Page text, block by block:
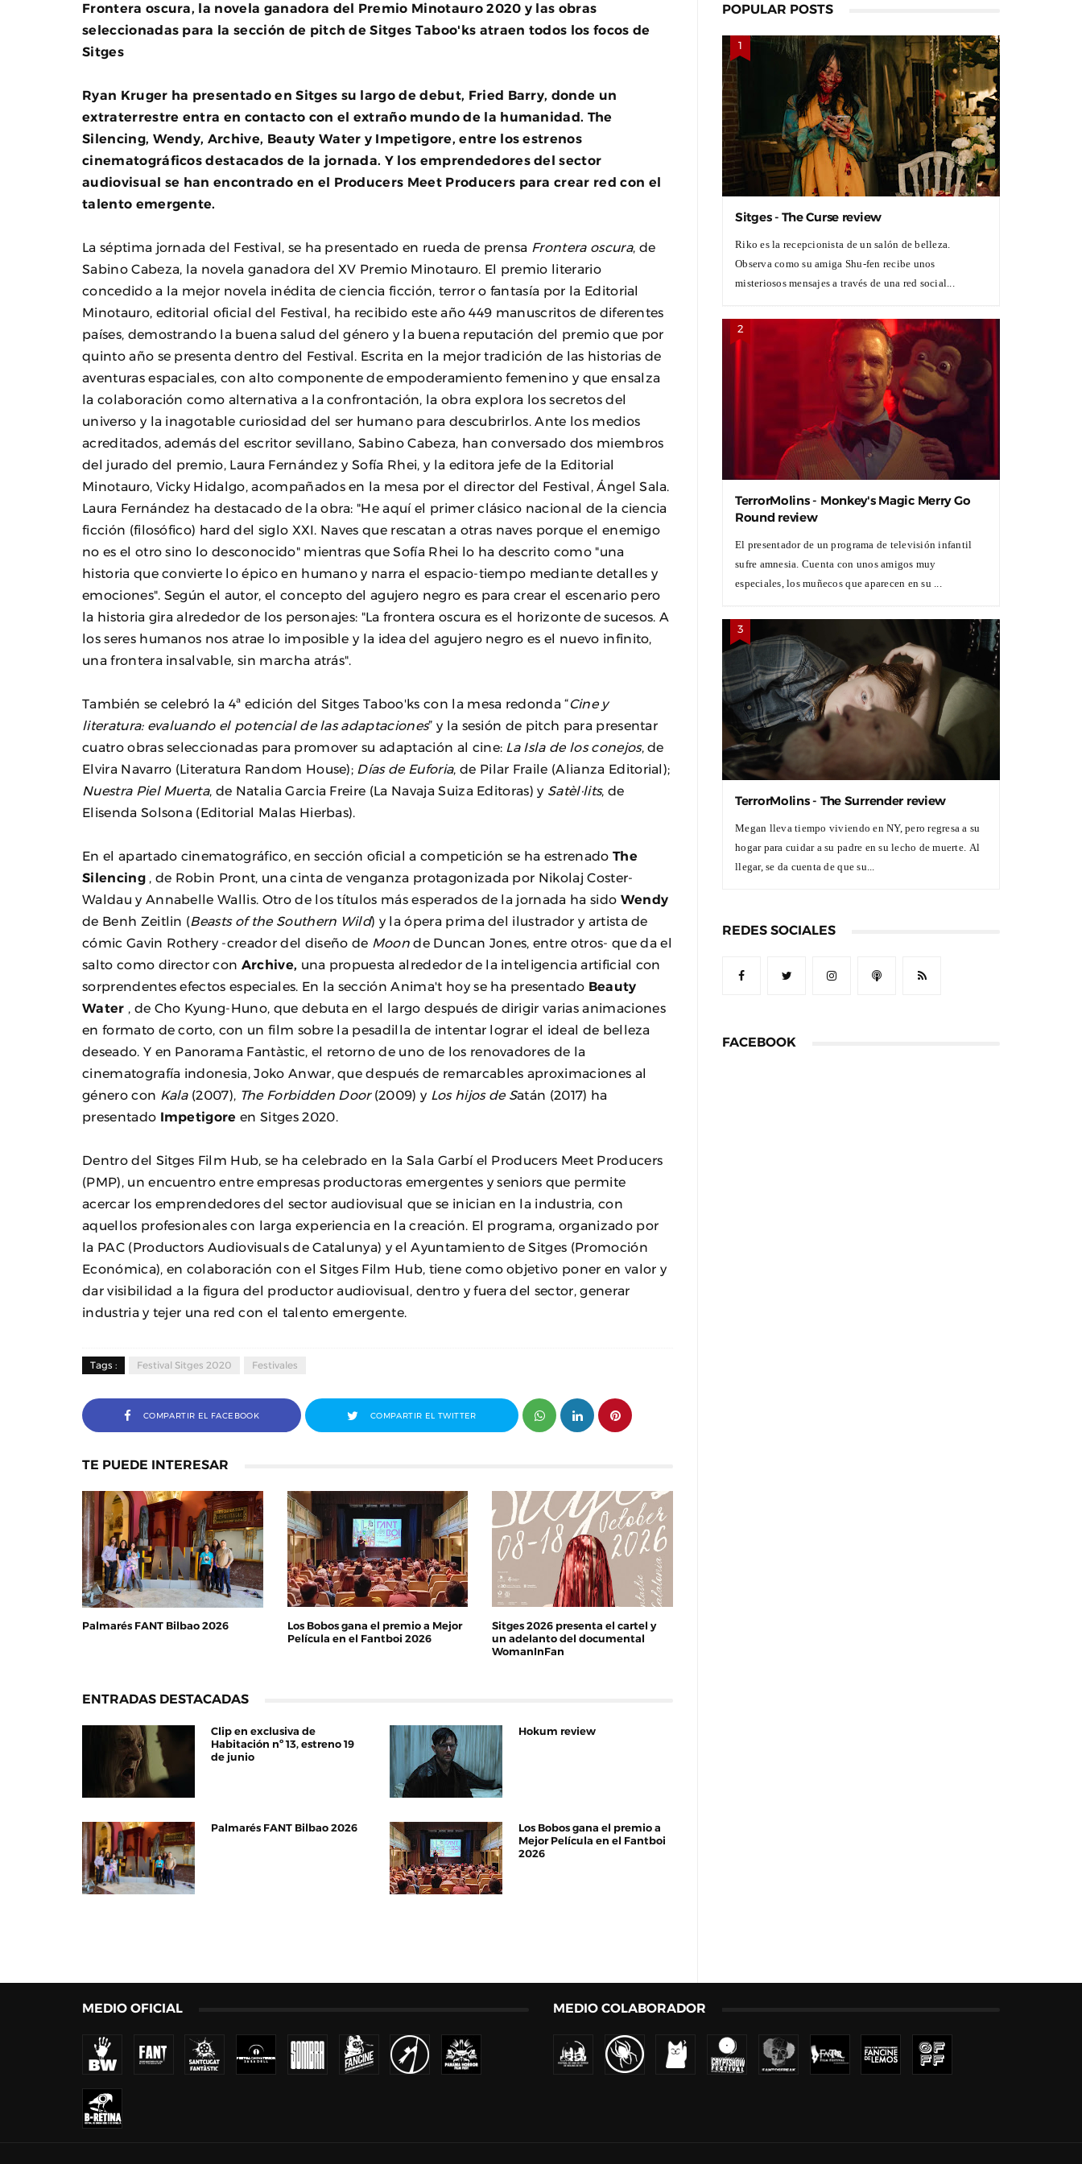
Frontera oscura, la novela ganadora del Premio Minotauro 2020 y las obras
seleccionadas para la sección de pitch de Sitges Taboo'ks atraen todos los focos de
Sitges
Ryan Kruger ha presentado en Sitges su largo de debut, Fried Barry, donde un
extraterrestre entra en contacto con el extraño mundo de la humanidad. The
Silencing, Wendy, Archive, Beauty Water y Impetigore, entre los estrenos
cinematográficos destacados de la jornada. Y los emprendedores del sector
audiovisual se han encontrado en el Producers Meet Producers para crear red con el
talento emergente.
La séptima jornada del Festival, se ha presentado en rueda de prensa Frontera oscura, de
Sabino Cabeza, la novela ganadora del XV Premio Minotauro. El premio literario
concedido a la mejor novela inédita de ciencia ficción, terror o fantasía por la Editorial
Minotauro, editorial oficial del Festival, ha recibido este año 449 manuscritos de diferentes
países, demostrando la buena salud del género y la buena reputación del premio que por
quinto año se presenta dentro del Festival. Escrita en la mejor tradición de las historias de
aventuras espaciales, con alto componente de empoderamiento femenino y que ensalza
la colaboración como alternativa a la confrontación, la obra explora los secretos del
universo y la inagotable curiosidad del ser humano para descubrirlos. Ante los medios
acreditados, además del escritor sevillano, Sabino Cabeza, han conversado dos miembros
del jurado del premio, Laura Fernández y Sofía Rhei, y la editora jefe de la Editorial
Minotauro, Vicky Hidalgo, acompañados en la mesa por el director del Festival, Ángel Sala.
Laura Fernández ha destacado de la obra: "He aquí el primer clásico nacional de la ciencia
ficción (filosófico) hard del siglo XXI. Naves que rescatan a otras naves porque el enemigo
no es el otro sino lo desconocido" mientras que Sofía Rhei lo ha descrito como "una
historia que convierte lo épico en humano y narra el espacio-tiempo mediante detalles y
emociones". Según el autor, el concepto del agujero negro es para crear el escenario pero
la historia gira alrededor de los personajes: "La frontera oscura es el horizonte de sucesos. A
los seres humanos nos atrae lo imposible y la idea del agujero negro es el nuevo infinito,
una frontera insalvable, sin marcha atrás".
También se celebró la 4ª edición del Sitges Taboo'ks con la mesa redonda “Cine y
literatura: evaluando el potencial de las adaptaciones” y la sesión de pitch para presentar
cuatro obras seleccionadas para promover su adaptación al cine: La Isla de los conejos, de
Elvira Navarro (Literatura Random House); Días de Euforia, de Pilar Fraile (Alianza Editorial);
Nuestra Piel Muerta, de Natalia Garcia Freire (La Navaja Suiza Editoras) y Satèl·lits, de
Elisenda Solsona (Editorial Malas Hierbas).
En el apartado cinematográfico, en sección oficial a competición se ha estrenado The
Silencing, de Robin Pront, una cinta de venganza protagonizada por Nikolaj Coster-
Waldau y Annabelle Wallis. Otro de los títulos más esperados de la jornada ha sido Wendy
de Benh Zeitlin (Beasts of the Southern Wild) y la ópera prima del ilustrador y artista de
cómic Gavin Rothery -creador del diseño de Moon de Duncan Jones, entre otros- que da el
salto como director con Archive, una propuesta alrededor de la inteligencia artificial con
sorprendentes efectos especiales. En la sección Anima't hoy se ha presentado Beauty
Water , de Cho Kyung-Huno, que debuta en el largo después de dirigir varias animaciones
en formato de corto, con un film sobre la pesadilla de intentar lograr el ideal de belleza
deseado. Y en Panorama Fantàstic, el retorno de uno de los renovadores de la
cinematografía indonesia, Joko Anwar, que después de remarcables aproximaciones al
género con Kala(2007), The Forbidden Door(2009) y Los hijos de Satán (2017) ha
presentado Impetigore en Sitges 2020.
Dentro del Sitges Film Hub, se ha celebrado en la Sala Garbí el Producers Meet Producers
(PMP), un encuentro entre empresas productoras emergentes y seniors que permite
acercar los emprendedores del sector audiovisual que se inician en la industria, con
aquellos profesionales con larga experiencia en la creación. El programa, organizado por
la PAC (Productors Audiovisuals de Catalunya) y el Ayuntamiento de Sitges (Promoción
Económica), en colaboración con el Sitges Film Hub, tiene como objetivo poner en valor y
dar visibilidad a la figura del productor audiovisual, dentro y fuera del sector, generar
industria y tejer una red con el talento emergente.
Tags : Festival Sitges 2020 Festivales
COMPARTIR EL FACEBOOK COMPARTIR EL TWITTER
TE PUEDE INTERESAR
Palmarés FANT Bilbao 2026
Los Bobos gana el premio a Mejor
Película en el Fantboi 2026
Sitges 2026 presenta el cartel y
un adelanto del documental
WomanInFan
ENTRADAS DESTACADAS
Clip en exclusiva de
Habitación nº 13, estreno 19
de junio
Hokum review
Palmarés FANT Bilbao 2026
Los Bobos gana el premio a
Mejor Película en el Fantboi
2026
POPULAR POSTS
Sitges - The Curse review
Riko es la recepcionista de un salón de belleza.
Observa como su amiga Shu-fen recibe unos
misteriosos mensajes a través de una red social...
TerrorMolins - Monkey's Magic Merry Go
Round review
El presentador de un programa de televisión infantil
sufre amnesia. Cuenta con unos amigos muy
especiales, los muñecos que aparecen en su ...
TerrorMolins - The Surrender review
Megan lleva tiempo viviendo en NY, pero regresa a su
hogar para cuidar a su padre en su lecho de muerte. Al
llegar, se da cuenta de que su...
REDES SOCIALES
FACEBOOK
MEDIO OFICIAL MEDIO COLABORADOR